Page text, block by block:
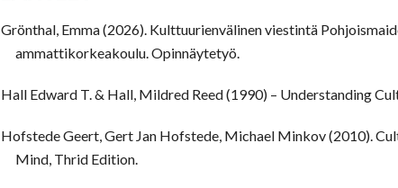
Grönthal, Emma (2026). Kulttuurienvälinen viestintä
ammattikorkeakoulu. Opinnäytetyö.
Hall Edward T. & Hall, Mildred Reed (1990) – Understanding
Hofstede Geert, Gert Jan Hofstede, Michael Minkov (2010).
Mind, Thrid Edition.